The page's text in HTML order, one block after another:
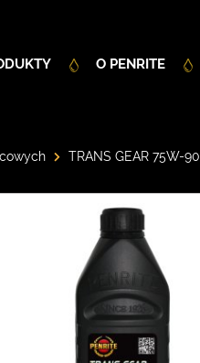
O PENRITE
TRANS GEAR 75W-90